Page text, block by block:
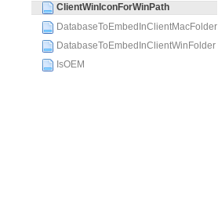
ClientWinIconForWinPath
DatabaseToEmbedInClientMacFolder
DatabaseToEmbedInClientWinFolder
IsOEM